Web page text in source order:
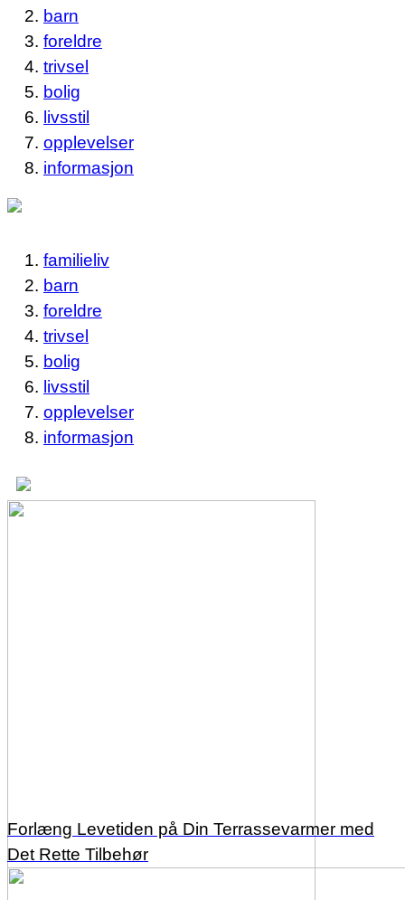
barn
foreldre
trivsel
bolig
livsstil
opplevelser
informasjon
familieliv
barn
foreldre
trivsel
bolig
livsstil
opplevelser
informasjon
Forlæng Levetiden på Din Terrassevarmer med
Det Rette Tilbehør